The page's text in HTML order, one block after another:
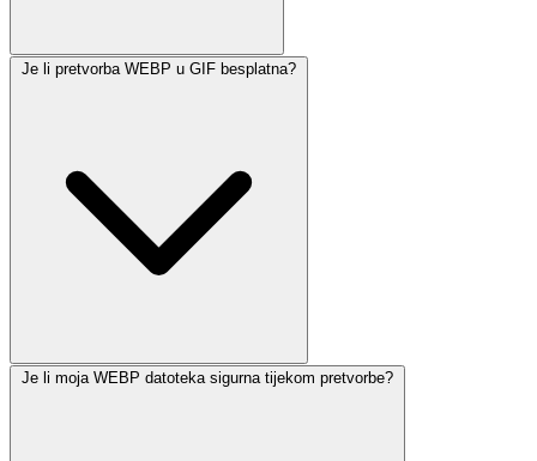
Je li pretvorba WEBP u GIF besplatna?
Je li moja WEBP datoteka sigurna tijekom pretvorbe?